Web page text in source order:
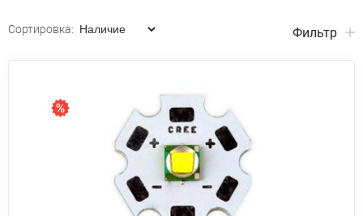
Сортировка: Фильтр